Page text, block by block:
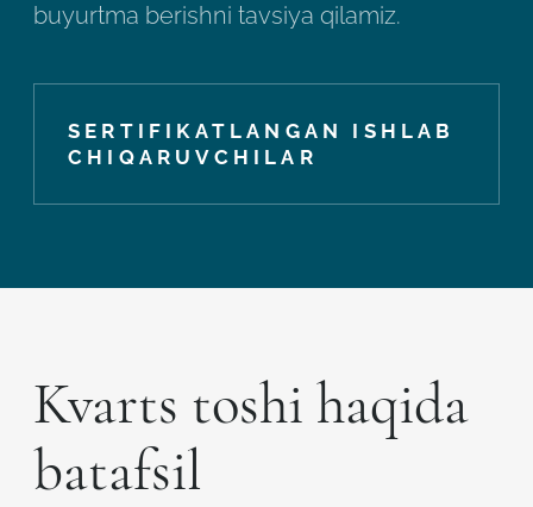
buyurtma berishni tavsiya qilamiz.
SERTIFIKATLANGAN ISHLAB
CHIQARUVCHILAR
Kvarts toshi haqida
batafsil